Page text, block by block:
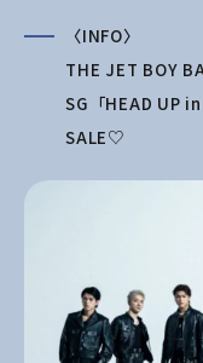
〈INFO〉
THE JET BOY
SG「HEAD UP
SALE♡